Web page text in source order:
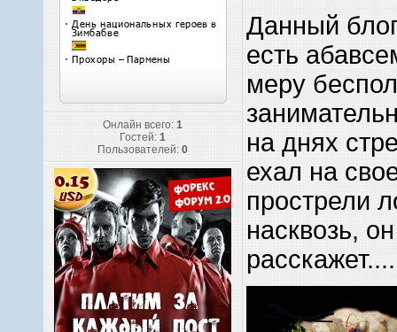
Онлайн всего: 1
Гостей: 1
Пользователей: 0
Данный
есть
меру
на днях
ехал на
прострели
насквозь,